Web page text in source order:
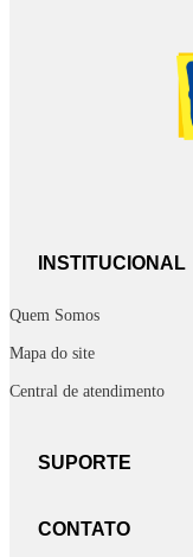
INSTITUCIONAL
Quem Somos
Mapa do site
Central de atendimento
SUPORTE
CONTATO